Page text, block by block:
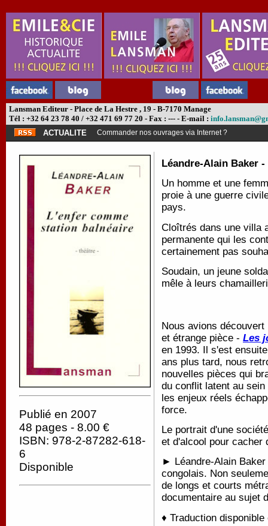
Lansman Editeur - Place de La Hestre , 19 - B-7170 Manage
Tél : +32 64 23 78 40 / +32 471 69 77 20 - Fax : --- - E-mail :
ACTUALITE
Commander nos ouvrages via Internet ?
Publié en 2007
48 pages - 8.00 €
ISBN: 978-2-87282-618-
6
Disponible
Léandre-Alain Baker -
Un homme et une
proie à une guerre
pays.
Cloîtrés dans une villa
permanente qui les
certainement pas
Soudain, un jeune
mêle à leurs
Nous avions
et étrange pièce - Les
en 1993. Il s'est
ans plus tard, nous
nouvelles pièces qui
du conflit latent au
les enjeux réels
force.
Le portrait d'une
et d'alcool pour cacher
► Léandre-Alain
congolais. Non
de longs et courts
documentaire au sujet
♦ Traduction